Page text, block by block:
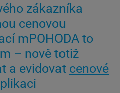
zákazníka
cenovou
mPOHODA to
– nově totiž
a evidovat cenové